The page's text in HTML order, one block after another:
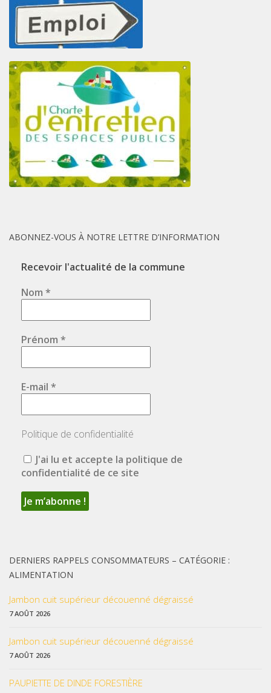
ABONNEZ-VOUS À NOTRE LETTRE D’INFORMATION
Recevoir l'actualité de la commune
Nom *
Prénom *
E-mail *
Politique de confidentialité
J'ai lu et accepte la politique de
confidentialité de ce site
DERNIERS RAPPELS CONSOMMATEURS – CATÉGORIE :
ALIMENTATION
Jambon cuit supérieur découenné dégraissé
7 AOÛT 2026
Jambon cuit supérieur découenné dégraissé
7 AOÛT 2026
PAUPIETTE DE DINDE FORESTIÈRE